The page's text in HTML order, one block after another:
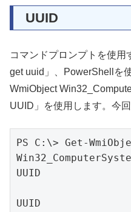
UUID
コマンドプロンプトを使
get uuid」、PowerShellを
WmiObject
UUID」を使用します。今
PS C:\> Get-
UUID
UUID